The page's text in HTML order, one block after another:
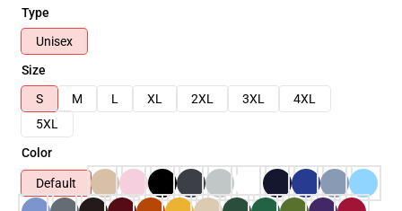
Type
Unisex
Size
S
M L XL 2XL 3XL
4XL
5XL
Color
Default